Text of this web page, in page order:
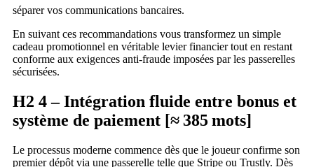
séparer vos communications bancaires.
En suivant ces recommandations vous transformez un simple
cadeau promotionnel en véritable levier financier tout en restant
conforme aux exigences anti‑fraude imposées par les passerelles
sécurisées.
H2 4 – Intégration fluide entre bonus et
système de paiement [≈ 385 mots]
Le processus moderne commence dès que le joueur confirme son
premier dépôt via une passerelle telle que Stripe ou Trustly. Dès